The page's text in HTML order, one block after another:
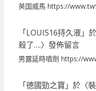
英国威馬 https://
「LOUIS16持久液」
殺了….〉發佈留言
男露延時噴劑 https://
「德國勁之寶 」於〈